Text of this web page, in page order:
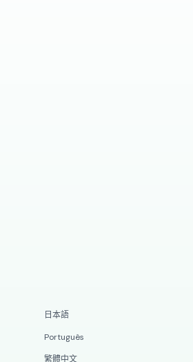
日本語
Português
繁體中文